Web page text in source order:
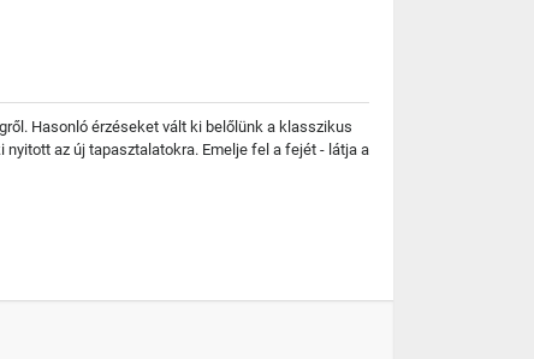
Hasonló érzéseket vált ki belőlünk a klasszikus
az új tapasztalatokra. Emelje fel a fejét - látja a